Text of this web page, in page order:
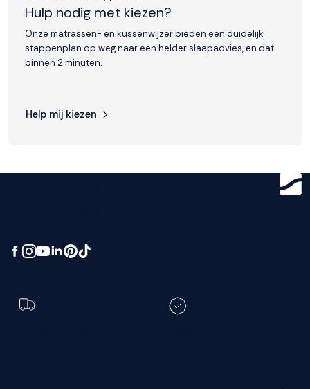
Hulp nodig met kiezen?
Onze matrassen- en kussenwijzer bieden een duidelijk
stappenplan op weg naar een helder slaapadvies, en dat
binnen 2 minuten.
Help mij kiezen